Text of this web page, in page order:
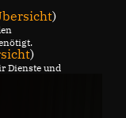
)
)
Dienste und